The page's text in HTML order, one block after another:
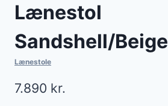
Lænestol
Sandshell/Beige
Lænestole
7.890 kr.